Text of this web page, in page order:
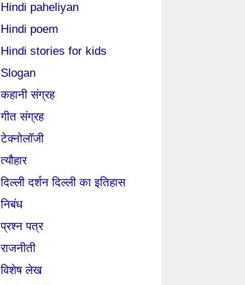
Hindi paheliyan
Hindi poem
Hindi stories for kids
Slogan
कहानी संग्रह
गीत संग्रह
टेक्नोलॉजी
त्यौहार
दिल्ली दर्शन दिल्ली का इतिहास
निबंध
प्रश्न पत्र
राजनीती
विशेष लेख